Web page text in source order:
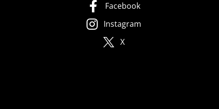
Facebook
Instagram
X